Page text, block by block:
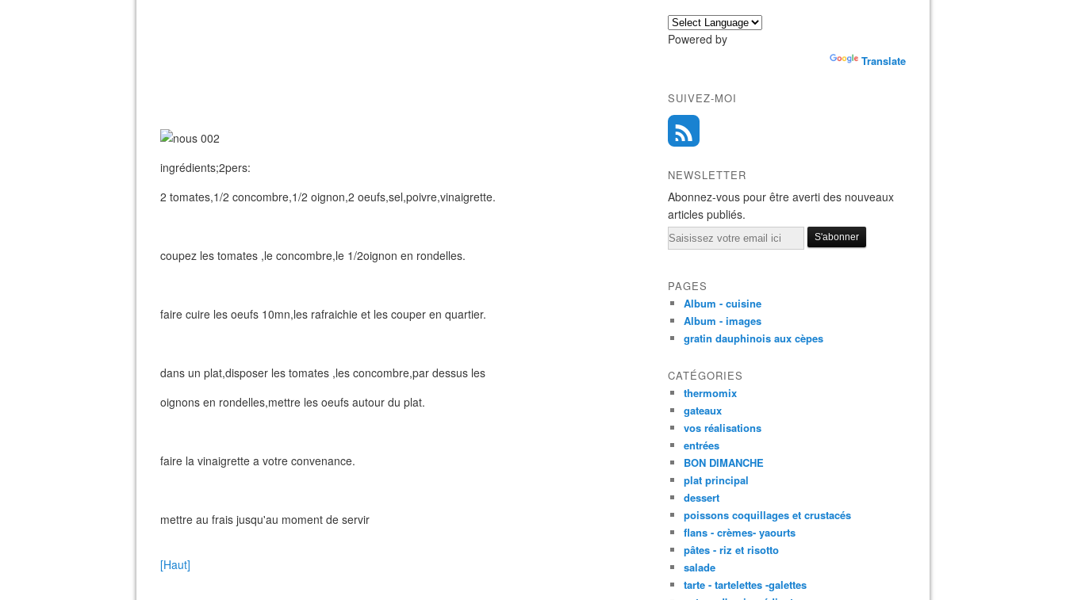
ingrédients;2pers:
2 tomates,1/2 concombre,1/2 oignon,2 oeufs,sel,poivre,vinaigrette.
coupez les tomates ,le concombre,le 1/2oignon en rondelles.
faire cuire les oeufs 10mn,les rafraichie et les couper en quartier.
dans un plat,disposer les tomates ,les concombre,par dessus les
oignons en rondelles,mettre les oeufs autour du plat.
faire la vinaigrette a votre convenance.
mettre au frais jusqu'au moment de servir
[Haut]
Powered by
Translate
SUIVEZ-MOI
NEWSLETTER
Abonnez-vous pour être averti des nouveaux
articles publiés.
Email
PAGES
Album - cuisine
Album - images
gratin dauphinois aux cèpes
CATÉGORIES
thermomix
gateaux
vos réalisations
entrées
BON DIMANCHE
plat principal
dessert
poissons coquillages et crustacés
flans - crèmes- yaourts
pâtes - riz et risotto
salade
tarte - tartelettes -galettes